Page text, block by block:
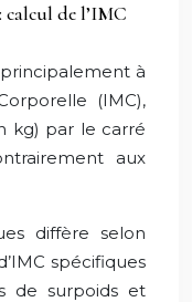
de l’IMC
à
(IMC),
kg) par le carré
aux
diffère selon
spécifiques
de surpoids et